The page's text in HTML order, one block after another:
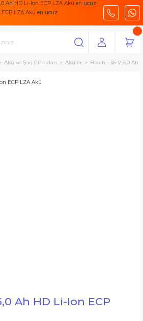
Akü ve Şarj Cihazları Aküler Bosch - 36 V 6,0 Ah
Ah HD Li-Ion ECP